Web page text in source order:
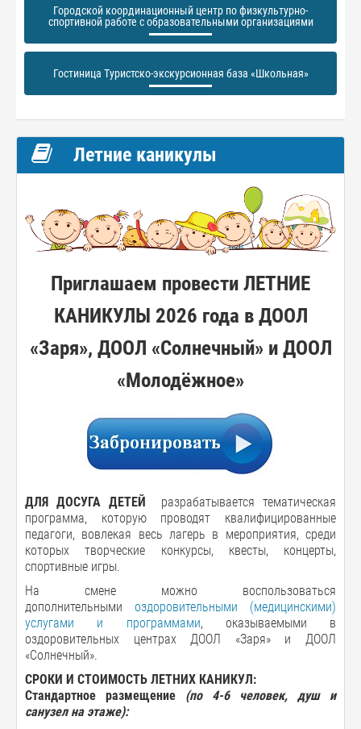
Городской координационный центр по физкультурно-
спортивной работе с образовательными организациями
Гостиница Туристско-экскурсионная база «Школьная»
Летние каникулы
Приглашаем провести ЛЕТНИЕ
КАНИКУЛЫ 2026 года в ДООЛ
«Заря», ДООЛ «Солнечный» и ДООЛ
«Молодёжное»
ДЛЯ ДОСУГА ДЕТЕЙ
разрабатывается тематическая
программа, которую проводят квалифицированные
педагоги, вовлекая весь лагерь в мероприятия, среди
которых творческие конкурсы, квесты, концерты,
спортивные игры.
На смене можно воспользоваться
дополнительными оздоровительными (медицинскими)
услугами и программами, оказываемыми в
оздоровительных центрах ДООЛ «Заря» и ДООЛ
«Солнечный».
СРОКИ И СТОИМОСТЬ ЛЕТНИХ КАНИКУЛ:
Стандартное размещение (по 4-6 человек, душ и
санузел на этаже):